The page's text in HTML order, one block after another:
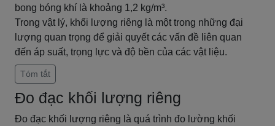
bong bóng khí là khoảng 1,2 kg/m³.
Trong vật lý, khối lượng riêng là một trong những đại
lượng quan trọng để giải quyết các vấn đề liên quan
đến áp suất, trọng lực và độ bền của các vật liệu.
Tóm tắt
Đo đạc khối lượng riêng
Đo đạc khối lượng riêng là quá trình đo lường khối